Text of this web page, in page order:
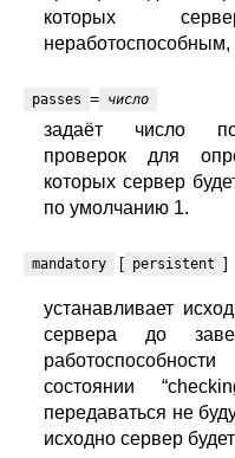
которых
passes = число
задаёт число
проверок для
которых сервер
по умолчанию 1.
mandatory [ persistent ]
устанавливает
сервера до
состоянии
передаваться не
исходно сервер